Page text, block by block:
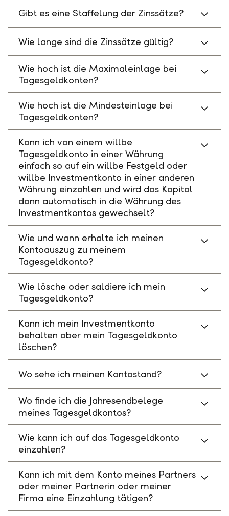
Gibt es eine Staffelung der Zinssätze?
Wie lange sind die Zinssätze gültig?
Wie hoch ist die Maximaleinlage bei
Tagesgeldkonten?
Wie hoch ist die Mindesteinlage bei
Tagesgeldkonten?
Kann ich von einem willbe
Tagesgeldkonto in einer Währung
einfach so auf ein willbe Festgeld oder
willbe Investmentkonto in einer anderen
Währung einzahlen und wird das Kapital
dann automatisch in die Währung des
Investmentkontos gewechselt?
Wie und wann erhalte ich meinen
Kontoauszug zu meinem
Tagesgeldkonto?
Wie lösche oder saldiere ich mein
Tagesgeldkonto?
Kann ich mein Investmentkonto
behalten aber mein Tagesgeldkonto
löschen?
Wo sehe ich meinen Kontostand?
Wo finde ich die Jahresendbelege
meines Tagesgeldkontos?
Wie kann ich auf das Tagesgeldkonto
einzahlen?
Kann ich mit dem Konto meines Partners
oder meiner Partnerin oder meiner
Firma eine Einzahlung tätigen?